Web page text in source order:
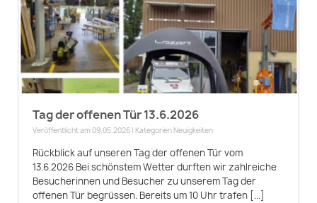
Tag der offenen Tür 13.6.2026
Veröffentlicht am 09.05.2026 | Kategorien Neuigkeiten
Rückblick auf unseren Tag der offenen Tür vom
13.6.2026 Bei schönstem Wetter durften wir zahlreiche
Besucherinnen und Besucher zu unserem Tag der
offenen Tür begrüssen. Bereits um 10 Uhr trafen [...]